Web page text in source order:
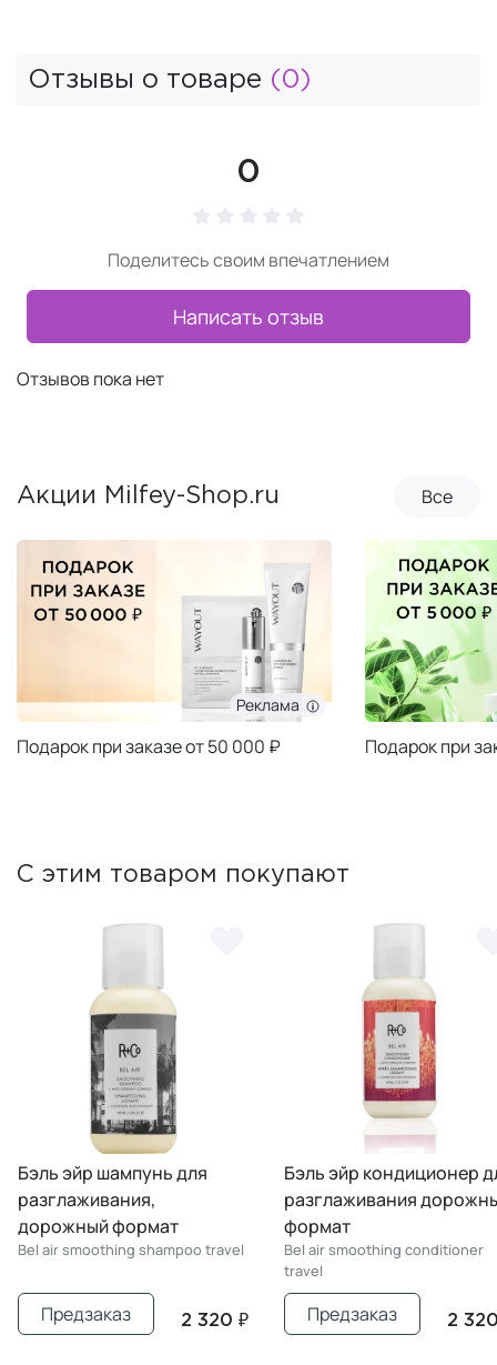
Отзывы о товаре (0)
0
Поделитесь своим впечатлением
Написать отзыв
Отзывов пока нет
Акции Milfey-Shop.ru Все
Реклама
Подарок при заказе от 50 000 ₽ Подарок при
С этим товаром покупают
Бэль эйр шампунь для
разглаживания,
дорожный формат
Bel air smoothing shampoo travel
2 320 ₽
Предзаказ
Бэль эйр кондиционер
разглаживания
формат
Bel air smoothing conditioner
travel
2
Предзаказ